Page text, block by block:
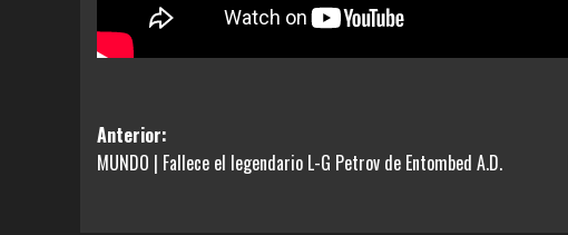
Navegación
de
Anterior:
MUNDO | Fallece el legendario L-G Petrov de Entombed A.D.